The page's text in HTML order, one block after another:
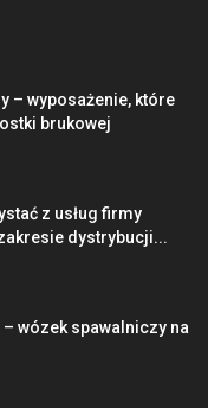
– wyposażenie, które
brukowej
z usług firmy
dystrybucji...
wózek spawalniczy na